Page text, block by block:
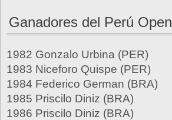
Ganadores del Perú Open
1982 Gonzalo Urbina (PER)
1983 Niceforo Quispe (PER)
1984 Federico German (BRA)
1985 Priscilo Diniz (BRA)
1986 Priscilo Diniz (BRA)